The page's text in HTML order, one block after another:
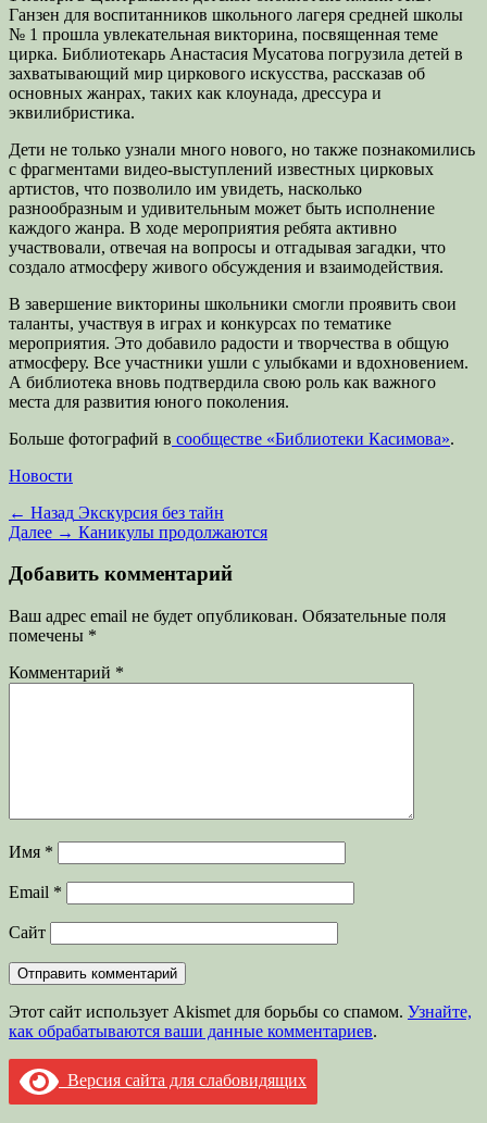
Ганзен для воспитанников школьного лагеря средней школы
№ 1 прошла увлекательная викторина, посвященная теме
цирка. Библиотекарь Анастасия Мусатова погрузила детей в
захватывающий мир циркового искусства, рассказав об
основных жанрах, таких как клоунада, дрессура и
эквилибристика.
Дети не только узнали много нового, но также познакомились
с фрагментами видео-выступлений известных цирковых
артистов, что позволило им увидеть, насколько
разнообразным и удивительным может быть исполнение
каждого жанра. В ходе мероприятия ребята активно
участвовали, отвечая на вопросы и отгадывая загадки, что
создало атмосферу живого обсуждения и взаимодействия.
В завершение викторины школьники смогли проявить свои
таланты, участвуя в играх и конкурсах по тематике
мероприятия. Это добавило радости и творчества в общую
атмосферу. Все участники ушли с улыбками и вдохновением.
А библиотека вновь подтвердила свою роль как важного
места для развития юного поколения.
Больше фотографий в сообществе «Библиотеки Касимова».
Категории
Новости
Навигация
по
записям
← Назад Предыдущая
запись:
Экскурсия без тайн
Далее → Следующая
Каникулы продолжаются
Добавить комментарий
Ваш адрес email не будет опубликован. Обязательные поля
помечены *
Комментарий *
Имя *
Email *
Сайт
Этот сайт использует Akismet для борьбы со спамом. Узнайте,
как обрабатываются ваши данные комментариев.
Версия сайта для слабовидящих